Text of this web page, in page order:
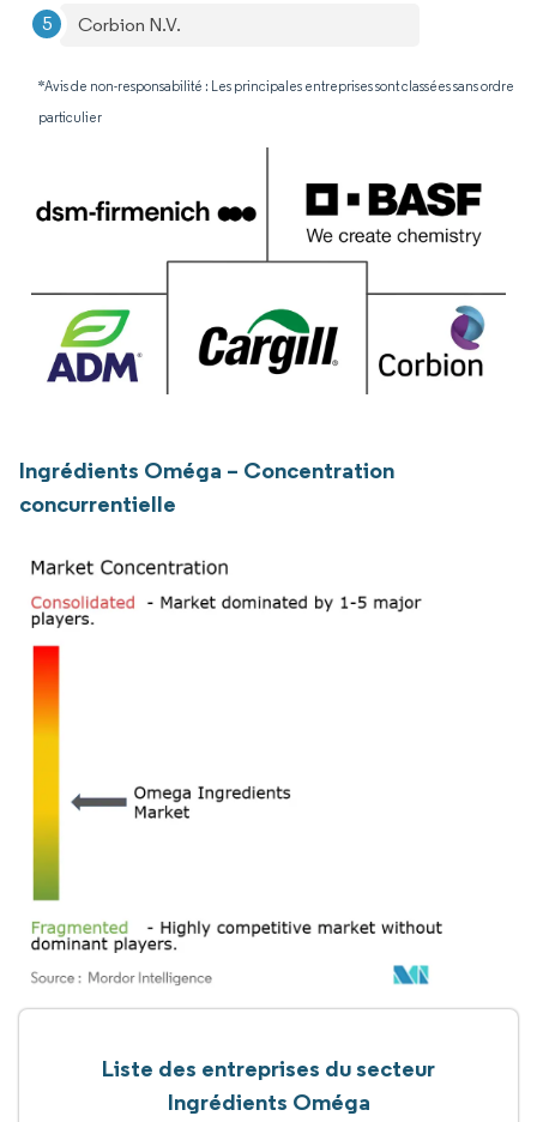
Corbion N.V.
*Avis de non-responsabilité : Les principales entreprises sont classées sans ordre
particulier
Ingrédients Oméga – Concentration
concurrentielle
Liste des entreprises du secteur
Ingrédients Oméga